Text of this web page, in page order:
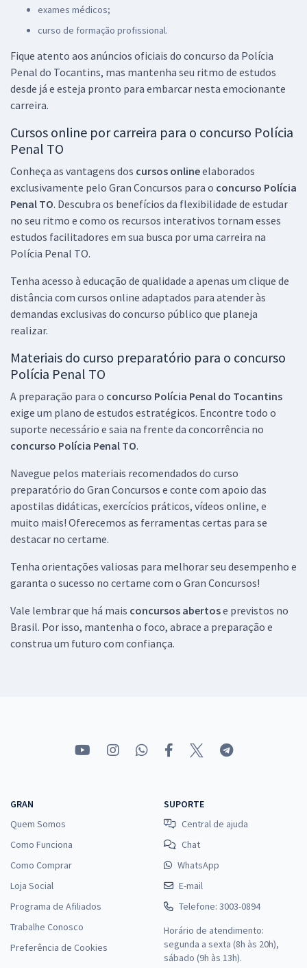
exames médicos;
curso de formação profissional.
Fique atento aos anúncios oficiais do concurso da Polícia
Penal do Tocantins, mas mantenha seu ritmo de estudos
desde já e esteja pronto para embarcar nesta emocionante
carreira.
Cursos online por carreira para o concurso Polícia
Penal TO
Conheça as vantagens dos cursos onlineelaborados
exclusivamente pelo Gran Concursos para o concurso Polícia
Penal TO. Descubra os benefícios da flexibilidade de estudar
no seu ritmo e como os recursos interativos tornam esses
estudos facilitadores em sua busca por uma carreira na
Polícia Penal TO.
Tenha acesso à educação de qualidade a apenas um clique de
distância com cursos online adaptados para atender às
demandas exclusivas do concurso público que planeja
realizar.
Materiais do curso preparatório para o concurso
Polícia Penal TO
A preparação para o concurso Polícia Penal do Tocantins
exige um plano de estudos estratégicos. Encontre todo o
suporte necessário e saia na frente da concorrência no
concurso Polícia Penal TO.
Navegue pelos materiais recomendados do curso
preparatório do Gran Concursos e conte com apoio das
apostilas didáticas, exercícios práticos, vídeos online, e
muito mais! Oferecemos as ferramentas certas para se
destacar no certame.
Tenha orientações valiosas para melhorar seu desempenho e
garanta o sucesso no certame com o Gran Concursos!
Vale lembrar que há mais concursos abertose previstos no
Brasil. Por isso, mantenha o foco, abrace a preparação e
construa um futuro com confiança.
GRAN
Quem Somos
Como Funciona
Como Comprar
Loja Social
Programa de Afiliados
Trabalhe Conosco
Preferência de Cookies
SUPORTE
Central de ajuda
Chat
WhatsApp
E-mail
Telefone: 3003-0894
Horário de atendimento:
segunda a sexta (8h às 20h),
sábado (9h às 13h).